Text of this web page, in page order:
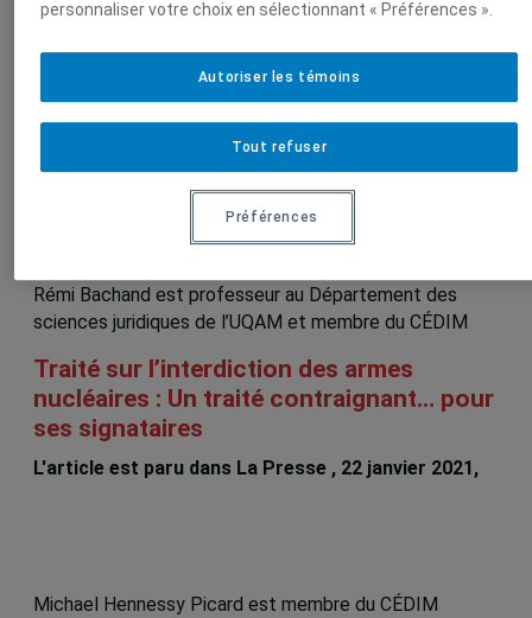
Sur le même sujet
Plusieurs unités membres de l’IEIM
seront très actives lors du 88e congrès
Du 3 au 7 mai 2021, en ligne, 12 avril 2021
Rémi Bachand est professeur au Département des
sciences juridiques de l’UQAM et membre du CÉDIM
Traité sur l’interdiction des armes
nucléaires : Un traité contraignant… pour
ses signataires
L'article est paru dans La Presse , 22 janvier 2021,
Michael Hennessy Picard est membre du CÉDIM
personnaliser votre choix en sélectionnant « Préférences ».
Tout refuser
Autoriser les témoins
Préférences